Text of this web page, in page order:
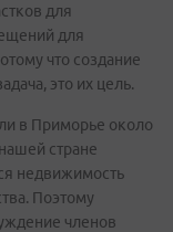
для
для
что создание
это их цель.
в Приморье около
стране
недвижимость
Поэтому
членов